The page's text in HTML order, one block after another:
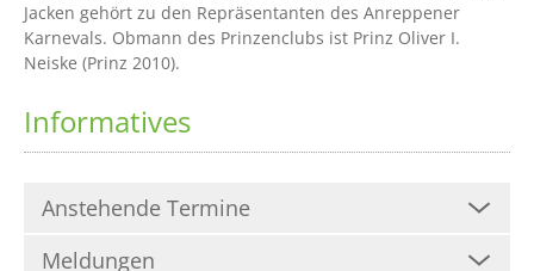
Jacken gehört zu den Repräsentanten des Anreppener
Karnevals. Obmann des Prinzenclubs ist Prinz Oliver I.
Neiske (Prinz 2010).
Informatives
Anstehende Termine
Meldungen